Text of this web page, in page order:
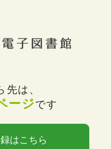
先は、
ージです
はこちら